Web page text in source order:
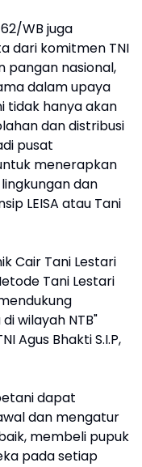
WB juga
dari komitmen TNI
pangan nasional,
dalam upaya
tidak hanya akan
dan distribusi
pusat
menerapkan
dan
LEISA atau Tani
Cair Tani Lestari
Tani Lestari
wilayah NTB"
Agus Bhakti S.I.P,
dapat
dan mengatur
membeli pupuk
pada setiap